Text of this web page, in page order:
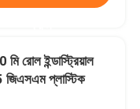
রোল ইন্ডাস্ট্রিয়াল
জিএসএম প্লাস্টিক